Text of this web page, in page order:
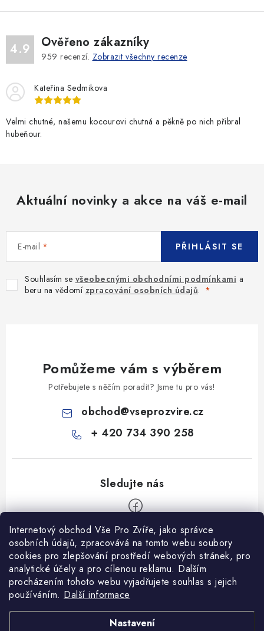
Internetový obchod Vše Pro Zvíře, jako správce
osobních údajů, zpracovává na tomto webu soubory
cookies pro zlepšování prostředí webových stránek, pro
analytické účely a pro cílenou reklamu. Dalším
procházením tohoto webu vyjadřujete souhlas s jejich
používáním. Další informace
Nastavení
p
v
v
ý
p
i
k
v
á
n
4.9 Ověřeno zákazníky
959 recenzí. Zobrazit všechny recenze
Kateřina Sedmikova
Velmi chutné, našemu kocourovi chutná a pěkně po nich přibral
hubeňour.
Aktuální novinky a akce na váš e-mail
E-mail
Souhlasím se všeobecnými obchodními podmínkami a
beru na vědomí zpracování osobních údajů.
PŘIHLÁSIT SE
Pomůžeme vám s výběrem
Potřebujete s něčím poradit? Jsme tu pro vás!
obchod@vseprozvire.cz
+ 420 734 390 258
Informace pro Vás
Ceník dopravy
Kontakty
Heuréka recenze